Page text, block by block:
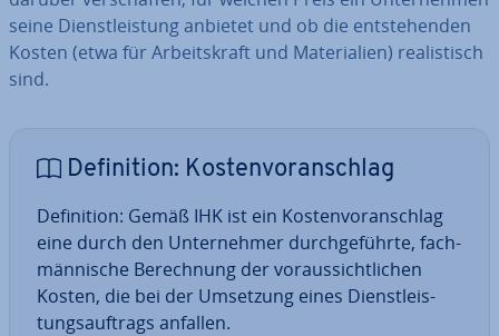
seine Dienst­leis­tung anbietet und ob die ent­ste­hen­den
Kosten (etwa für Ar­beits­kraft und Ma­te­ria­li­en) rea­lis­tisch
sind.
De­fi­ni­ti­on: Kos­ten­vor­anschlag
De­fi­ni­ti­on: Gemäß IHK ist ein Kos­ten­vor­anschlag
eine durch den Un­ter­neh­mer durch­ge­führ­te, fach­
män­ni­sche Be­rech­nung der vor­aus­sicht­li­chen
Kosten, die bei der Umsetzung eines Dienst­leis­
tungs­auf­trags anfallen.